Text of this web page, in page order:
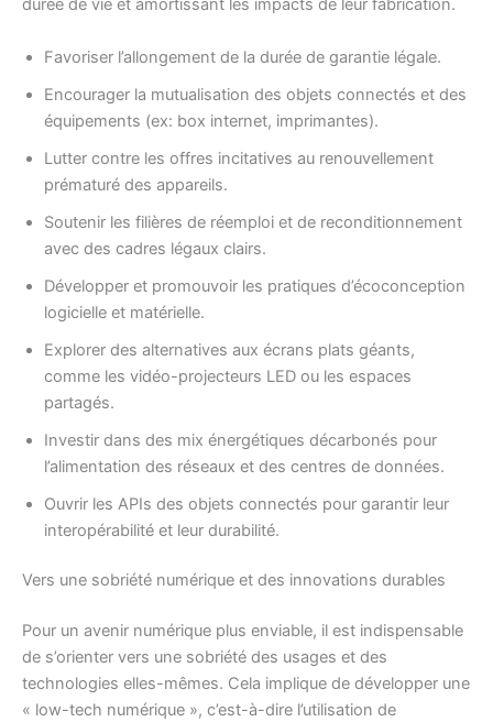
durée de vie et amortissant les impacts de leur fabrication.
Favoriser l’allongement de la durée de garantie légale.
Encourager la mutualisation des objets connectés et des
équipements (ex: box internet, imprimantes).
Lutter contre les offres incitatives au renouvellement
prématuré des appareils.
Soutenir les filières de réemploi et de reconditionnement
avec des cadres légaux clairs.
Développer et promouvoir les pratiques d’écoconception
logicielle et matérielle.
Explorer des alternatives aux écrans plats géants,
comme les vidéo-projecteurs LED ou les espaces
partagés.
Investir dans des mix énergétiques décarbonés pour
l’alimentation des réseaux et des centres de données.
Ouvrir les APIs des objets connectés pour garantir leur
interopérabilité et leur durabilité.
Vers une sobriété numérique et des innovations durables
Pour un avenir numérique plus enviable, il est indispensable
de s’orienter vers une sobriété des usages et des
technologies elles-mêmes. Cela implique de développer une
« low-tech numérique », c’est-à-dire l’utilisation de